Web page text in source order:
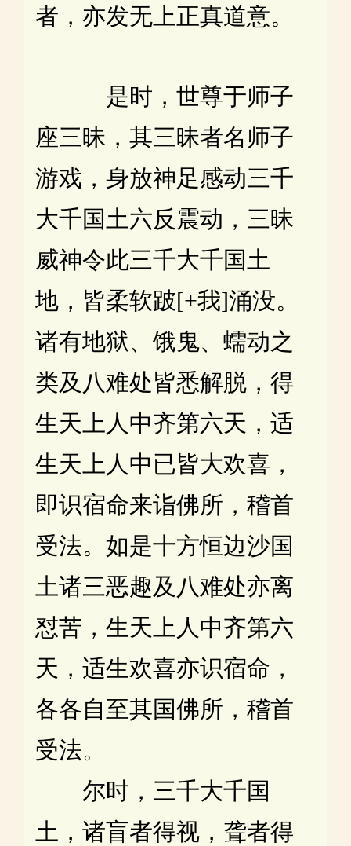
者，亦发无上正真道意。
是时，世尊于师子
座三昧，其三昧者名师子
游戏，身放神足感动三千
大千国土六反震动，三昧
威神令此三千大千国土
地，皆柔软跛[+我]涌没。
诸有地狱、饿鬼、蠕动之
类及八难处皆悉解脱，得
生天上人中齐第六天，适
生天上人中已皆大欢喜，
即识宿命来诣佛所，稽首
受法。如是十方恒边沙国
土诸三恶趣及八难处亦离
怼苦，生天上人中齐第六
天，适生欢喜亦识宿命，
各各自至其国佛所，稽首
受法。
尔时，三千大千国
土，诸盲者得视，聋者得